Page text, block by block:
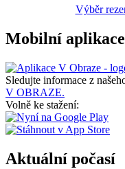
Výběr
Mobilní aplikace
Sledujte informace z
V OBRAZE.
Volně ke stažení:
Aktuální počasí